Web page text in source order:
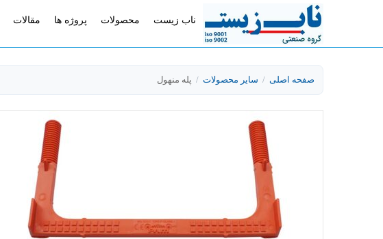
ناب زیست محصولات پروژه ها مقالات
صفحه اصلی / سایر محصولات / پله منهول